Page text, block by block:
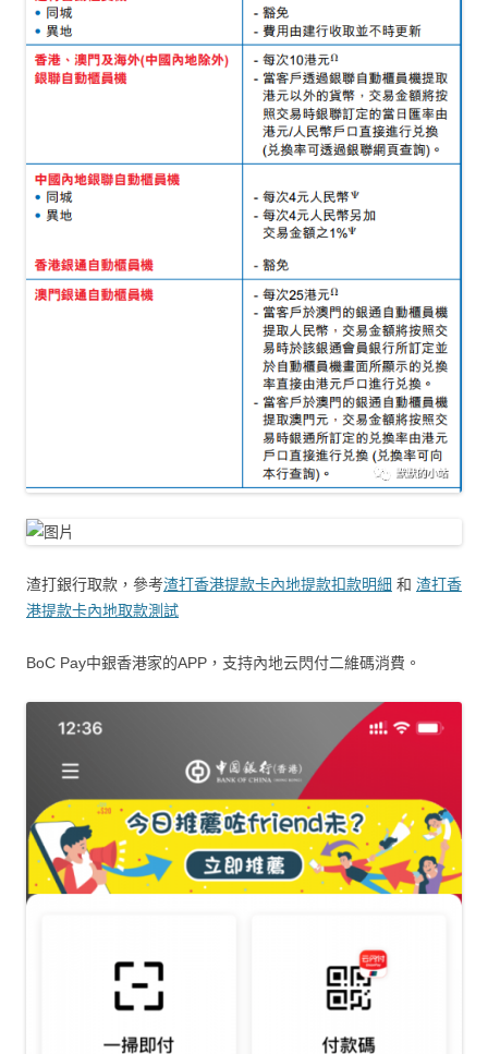
渣打銀行取款，參考渣打香港提款卡內地提款扣款明細 和 渣打香
港提款卡內地取款測試
BoC Pay中銀香港家的APP，支持內地云閃付二維碼消費。